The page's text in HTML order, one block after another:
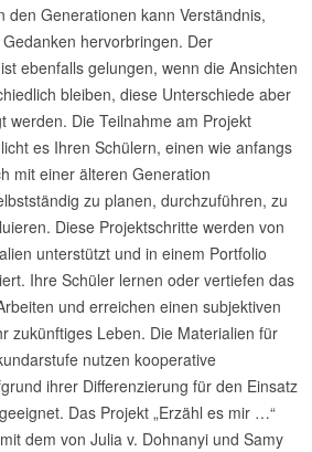
den Generationen kann Verständnis,
hervorbringen. Der
ebenfalls gelungen, wenn die Ansichten
bleiben, diese Unterschiede aber
werden. Die Teilnahme am Projekt
es Ihren Schülern, einen wie anfangs
mit einer älteren Generation
zu planen, durchzuführen, zu
Diese Projektschritte werden von
unterstützt und in einem Portfolio
Ihre Schüler lernen oder vertiefen das
und erreichen einen subjektiven
zukünftiges Leben. Die Materialien für
nutzen kooperative
ihrer Differenzierung für den Einsatz
Das Projekt „Erzähl es mir …“
dem von Julia v. Dohnanyi und Samy